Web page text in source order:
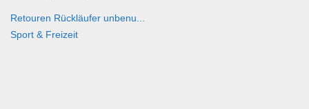
Retouren Rückläufer unbenu...
Sport & Freizeit